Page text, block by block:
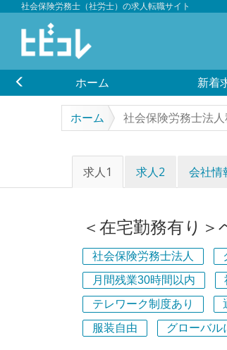
社会保険労務士（社労士）の求人転職サイト
ホーム 新着
ホーム 社会保険労務士法
求人1 求人2 会社情
＜在宅勤務有り
社会保険労務士法人
月間残業30時間以内
テレワーク制度あり
服装自由
グローバル